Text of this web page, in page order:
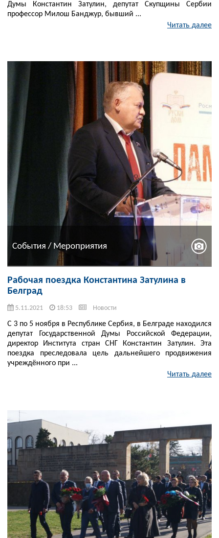
Думы Константин Затулин, депутат Скупщины Сербии
профессор Милош Банджур, бывший ...
Читать далее
События / Мероприятия
Рабочая поездка Константина Затулина в
Белград
5.11.2021 18:53 Новости
С 3 по 5 ноября в Республике Сербия, в Белграде находился
депутат Государственной Думы Российской Федерации,
директор Института стран СНГ Константин Затулин. Эта
поездка преследовала цель дальнейшего продвижения
учреждённого при ...
Читать далее